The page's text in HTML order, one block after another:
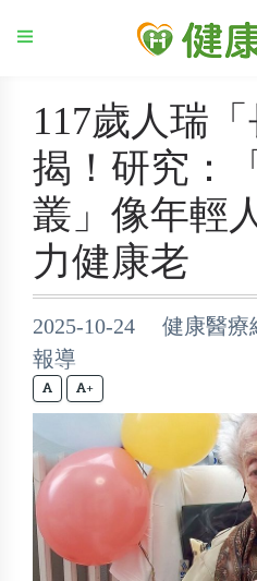
117歲人瑞「
揭！研究：
叢」像年輕
力健康老
2025-10-24 健康醫療
報導
+